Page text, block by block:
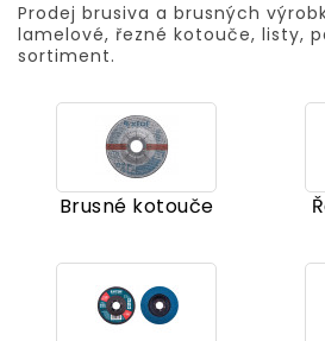
Prodej brusiva a brusných
lamelové, řezné kotouče, listy,
sortiment.
Brusné kotouče